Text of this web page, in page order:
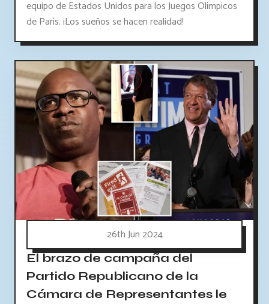
equipo de Estados Unidos para los Juegos Olímpicos
de París. ¡Los sueños se hacen realidad!
26th Jun 2024
El brazo de campaña del
Partido Republicano de la
Cámara de Representantes le